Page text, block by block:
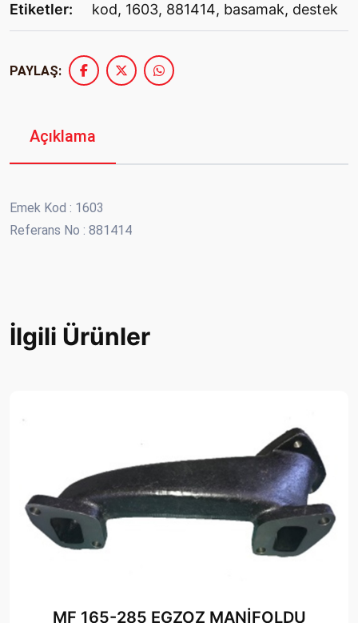
Etiketler:
kod, 1603, 881414, basamak, destek
PAYLAŞ:
Açıklama
Emek Kod : 1603
Referans No : 881414
İlgili Ürünler
MF 165-285 EGZOZ MANİFOLDU